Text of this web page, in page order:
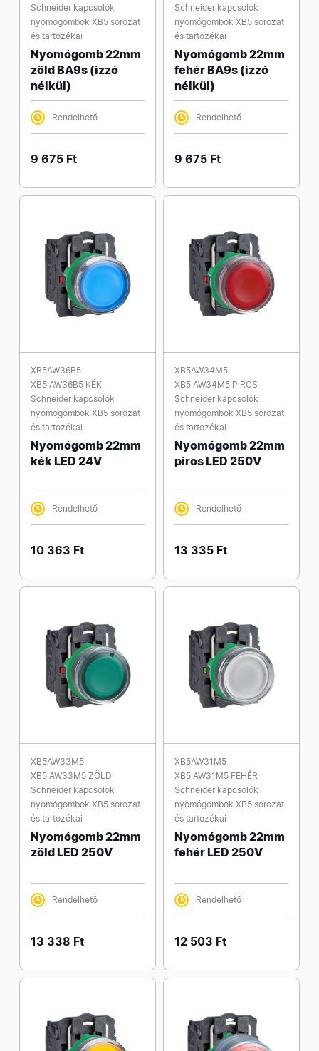
Schneider kapcsolók
nyomógombok XB5 sorozat
és tartozékai
Nyomógomb 22mm
zöld BA9s (izzó
nélkül)
Rendelhető
9 675 Ft
Schneider kapcsolók
nyomógombok XB5 sorozat
és tartozékai
Nyomógomb 22mm
fehér BA9s (izzó
nélkül)
Rendelhető
9 675 Ft
XB5AW36B5
XB5 AW36B5 KÉK
Schneider kapcsolók
nyomógombok XB5 sorozat
és tartozékai
Nyomógomb 22mm
kék LED 24V
Rendelhető
10 363 Ft
XB5AW34M5
XB5 AW34M5 PIROS
Schneider kapcsolók
nyomógombok XB5 sorozat
és tartozékai
Nyomógomb 22mm
piros LED 250V
Rendelhető
13 335 Ft
XB5AW33M5
XB5 AW33M5 ZÖLD
Schneider kapcsolók
nyomógombok XB5 sorozat
és tartozékai
Nyomógomb 22mm
zöld LED 250V
Rendelhető
13 338 Ft
XB5AW31M5
XB5 AW31M5 FEHÉR
Schneider kapcsolók
nyomógombok XB5 sorozat
és tartozékai
Nyomógomb 22mm
fehér LED 250V
Rendelhető
12 503 Ft